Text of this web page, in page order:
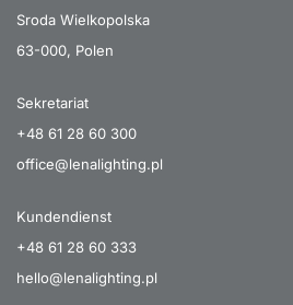
Sroda Wielkopolska
63-000, Polen
Sekretariat
+48 61 28 60 300
office@lenalighting.pl
Kundendienst
+48 61 28 60 333
hello@lenalighting.pl